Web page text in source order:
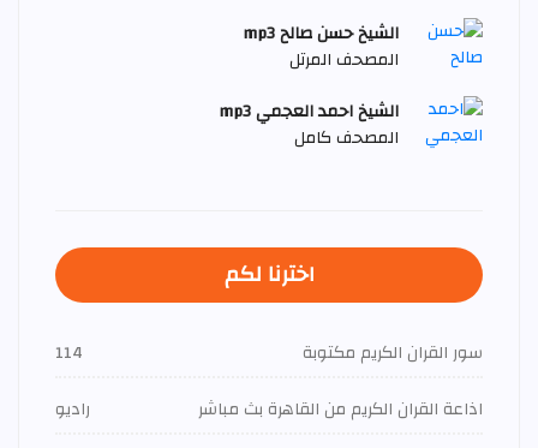
الشيخ حسن صالح mp3
المصحف المرتل
الشيخ احمد العجمي mp3
المصحف كامل
اخترنا لكم
سور القران الكريم مكتوبة
114
اذاعة القران الكريم من القاهرة بث مباشر
راديو